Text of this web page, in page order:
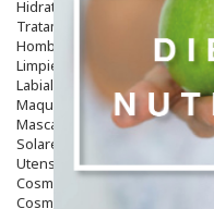
Hidratantes
Tratamientos De Noche
Hombre
Limpieza
Labiales
Maquillajes Y Color
Mascarillas
Solares
Utensilios
Cosmética Capilar
Cosmética Corporal